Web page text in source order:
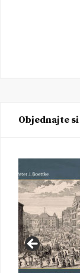
Objednajte